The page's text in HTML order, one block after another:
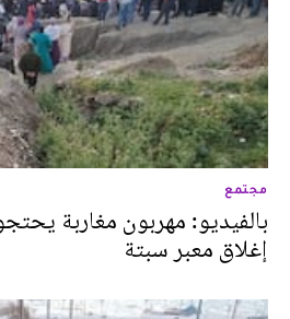
مجتمع
بالفيديو: مهربون مغاربة
إغلاق معبر سبتة